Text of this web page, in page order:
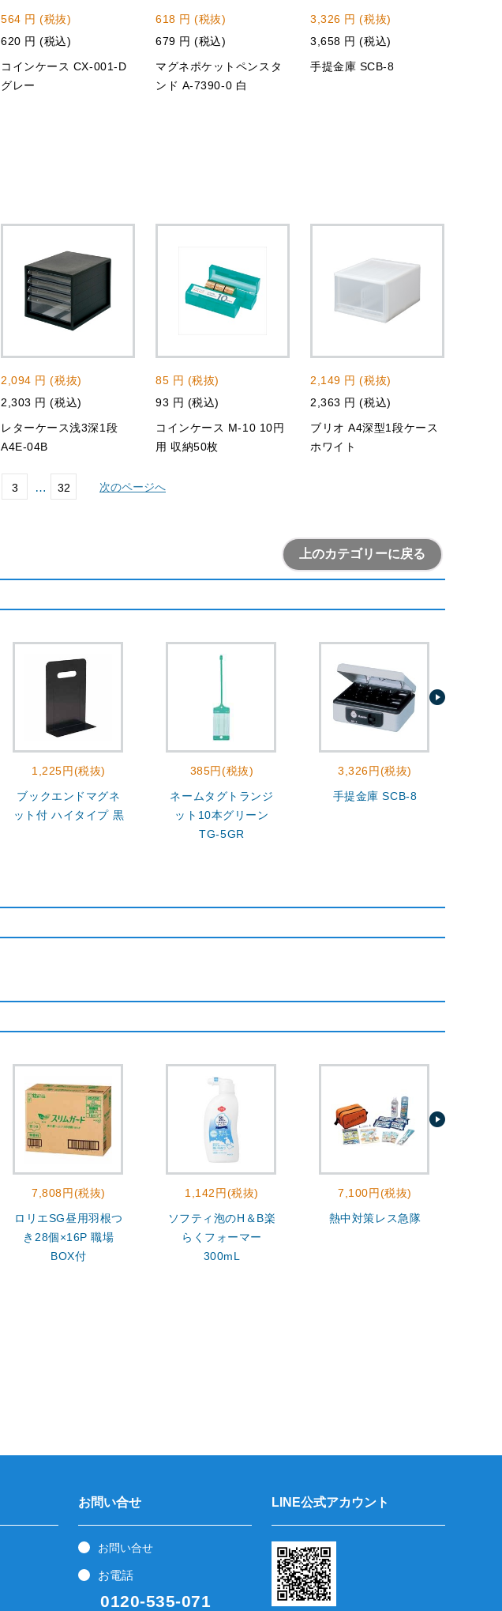
564 円 (税抜)
620 円 (税込)
コインケース CX-001-D
グレー
618 円 (税抜)
679 円 (税込)
マグネポケットペンスタ
ンド A-7390-0 白
3,326 円 (税抜)
3,658 円 (税込)
手提金庫 SCB-8
2,094 円 (税抜)
2,303 円 (税込)
レターケース浅3深1段
A4E-04B
85 円 (税抜)
93 円 (税込)
コインケース M-10 10円
用 収納50枚
2,149 円 (税抜)
2,363 円 (税込)
ブリオ A4深型1段ケース
ホワイト
3 … 32 次のページへ
上のカテゴリーに戻る
1,225円(税抜)
ブックエンドマグネ
ット付 ハイタイプ 黒
385円(税抜)
ネームタグトランジ
ット10本グリーン
TG-5GR
3,326円(税抜)
手提金庫 SCB-8
7,808円(税抜)
ロリエSG昼用羽根つ
き28個×16P 職場
BOX付
1,142円(税抜)
ソフティ泡のH＆B楽
らくフォーマー
300mL
7,100円(税抜)
熱中対策レス急隊
お問い合せ
お問い合せ
お電話
0120-535-071
LINE公式アカウント